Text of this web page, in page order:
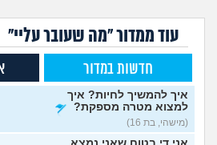
עוד ממדור "מה שעובר עליי"
חדשות במדור
איך להמשיך לחיות? איך
למצוא מטרה מספקת?
(מישהי, בת 16)